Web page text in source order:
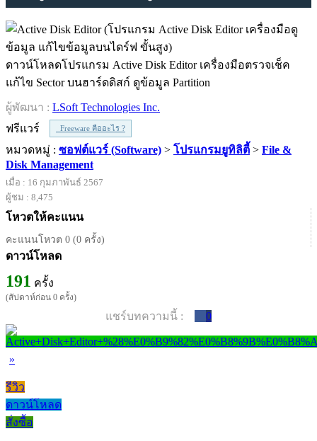
ดาวน์โหลดโปรแกรม Active Disk Editor เครื่องมือตรวจเช็ค
แก้ไข Sector บนฮาร์ดดิสก์ ดูข้อมูล Partition
ผู้พัฒนา : LSoft Technologies Inc.
ฟรีแวร์
Freeware คืออะไร ?
หมวดหมู่ : ซอฟต์แวร์ (Software) > โปรแกรมยูทิลิตี้ > File &
Disk Management
เมื่อ : 16 กุมภาพันธ์ 2567
ผู้ชม : 8,475
โหวตให้คะแนน
คะแนนโหวต 0 (0 ครั้ง)
ดาวน์โหลด
191 ครั้ง
(สัปดาห์ก่อน 0 ครั้ง)
แชร์บทความนี้ : 0
»
รีวิว
ดาวน์โหลด
สั่งซื้อ